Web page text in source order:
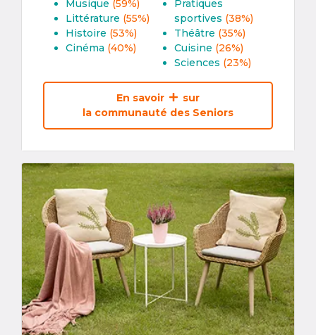
Musique (59%)
Littérature (55%)
Histoire (53%)
Cinéma (40%)
Pratiques
sportives (38%)
Théâtre (35%)
Cuisine (26%)
Sciences (23%)
En savoir
sur
la communauté des Seniors